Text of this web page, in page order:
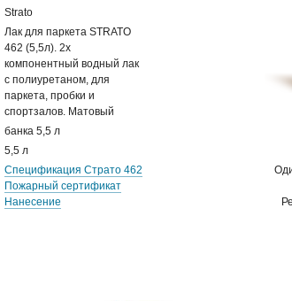
Strato
Лак для паркета STRATO
462 (5,5л). 2х
компонентный водный лак
с полиуретаном, для
паркета, пробки и
спортзалов. Матовый
банка 5,5 л
5,5 л
Спецификация Страто 462
Пожарный сертификат
Нанесение